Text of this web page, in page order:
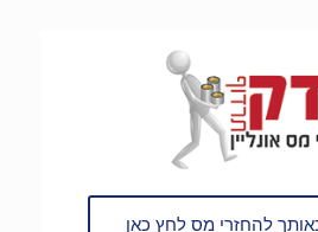
להחזרי מס לחץ כאן